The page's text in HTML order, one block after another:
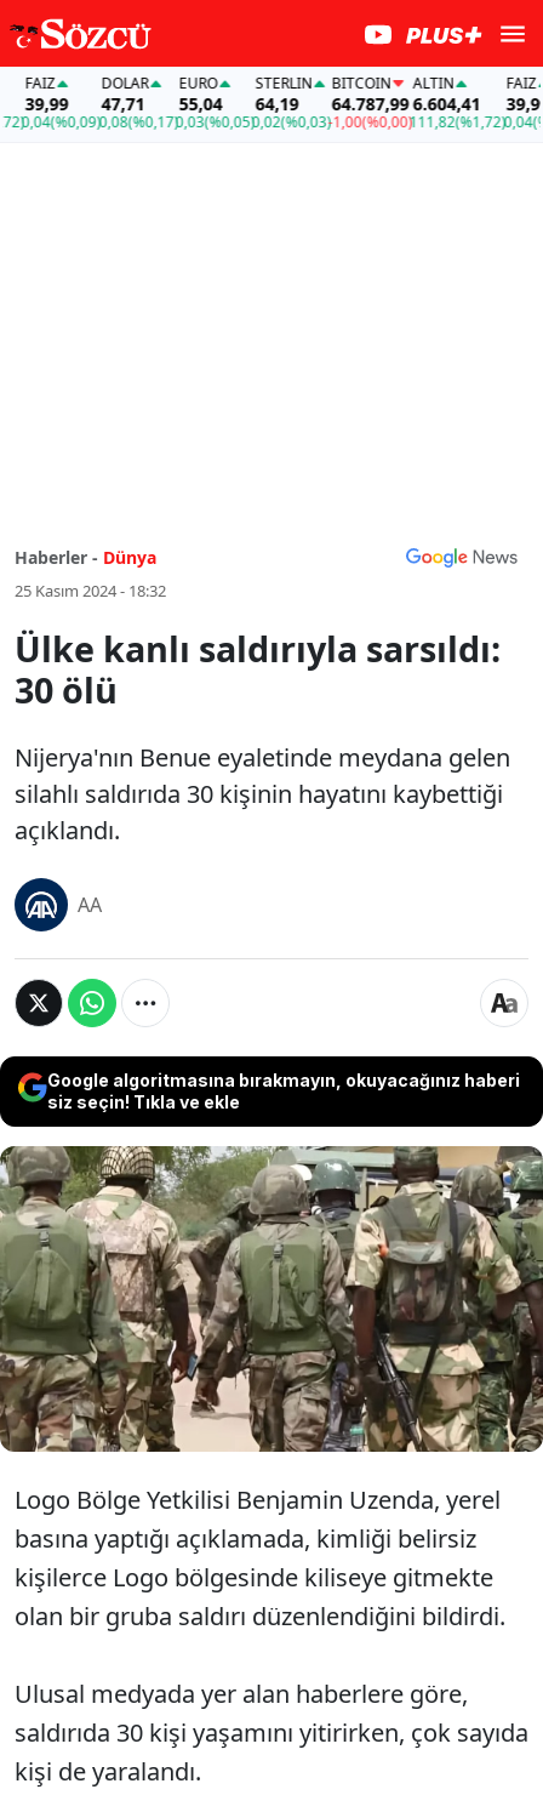
FAİZ
39,99
0,04(%0,09)
DOLAR
47,71
0,08(%0,17)
EURO
55,04
0,03(%0,05)
STERLIN
64,19
0,02(%0,03)
BITCOIN
64.787,99
-1,00(%0,00)
ALTIN
6.604,41
111,82(%1,72)
FAİZ
39,99
0,04
Haberler - Dünya
25 Kasım 2024 - 18:32
Ülke kanlı saldırıyla sarsıldı:
30 ölü
Nijerya'nın Benue eyaletinde meydana gelen
silahlı saldırıda 30 kişinin hayatını kaybettiği
açıklandı.
AA
Google algoritmasına bırakmayın, okuyacağınız haberi
siz seçin! Tıkla ve ekle
Nijerya'nın Benue eyaletinde
meydana gelen silahlı saldırıda 30
kişinin hayatını kaybettiği açıklandı.
Logo Bölge Yetkilisi Benjamin Uzenda, yerel
basına yaptığı açıklamada, kimliği belirsiz
kişilerce Logo bölgesinde kiliseye gitmekte
olan bir gruba saldırı düzenlendiğini bildirdi.
Ulusal medyada yer alan haberlere göre,
saldırıda 30 kişi yaşamını yitirirken, çok sayıda
kişi de yaralandı.